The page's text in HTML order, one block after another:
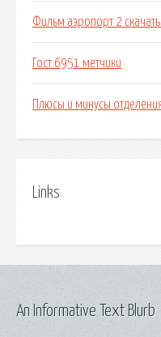
Фильм аэропорт 2
Гост 6951 метчики
Плюсы и минусы
Links
An Informative Text Blurb